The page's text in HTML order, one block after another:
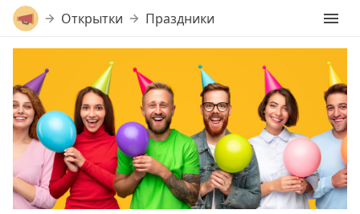
Открытки Праздники